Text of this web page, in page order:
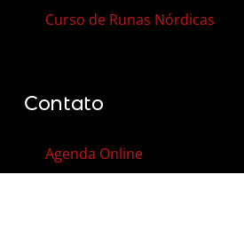
Curso de Runas Nórdicas
Contato
Agenda Online